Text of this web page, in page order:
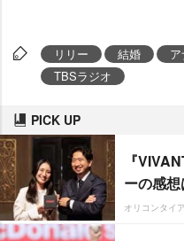
リリー 結婚
TBSラジオ
PICK UP
『
ーの感想
オリコンタイ